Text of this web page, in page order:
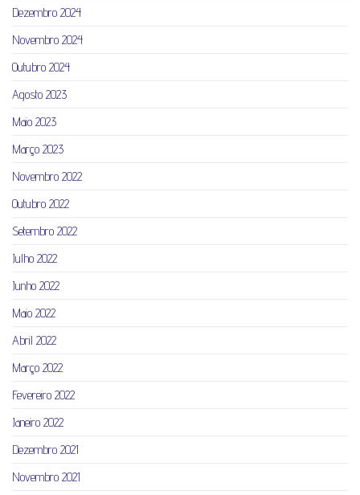
Dezembro 2024
Novembro 2024
Outubro 2024
Agosto 2023
Maio 2023
Março 2023
Novembro 2022
Outubro 2022
Setembro 2022
Julho 2022
Junho 2022
Maio 2022
Abril 2022
Março 2022
Fevereiro 2022
Janeiro 2022
Dezembro 2021
Novembro 2021